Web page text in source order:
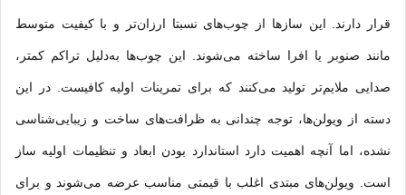
قرار دارند. این سازها از چوب‌های نسبتا ارزان‌تر و با کیفیت متوسط
مانند صنوبر یا افرا ساخته می‌شوند. این چوب‌ها به‌دلیل تراکم کمتر،
صدایی ملایم‌تر تولید می‌کنند که برای تمرینات اولیه کافیست. در این
دسته از ویولن‌ها، توجه چندانی به ظرافت‌های ساخت و زیبایی‌شناسی
نشده، اما آنچه اهمیت دارد استاندارد بودن ابعاد و تنظیمات اولیه ساز
است. ویولن‌های مبتدی اغلب با قیمتی مناسب عرضه می‌شوند و برای